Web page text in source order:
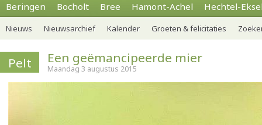
Beringen Bocholt Bree Hamont-Achel Hechtel-
Nieuws Nieuwsarchief Kalender Groeten & felicitaties
Pelt Een geëmancipeerde mier
Maandag 3 augustus 2015